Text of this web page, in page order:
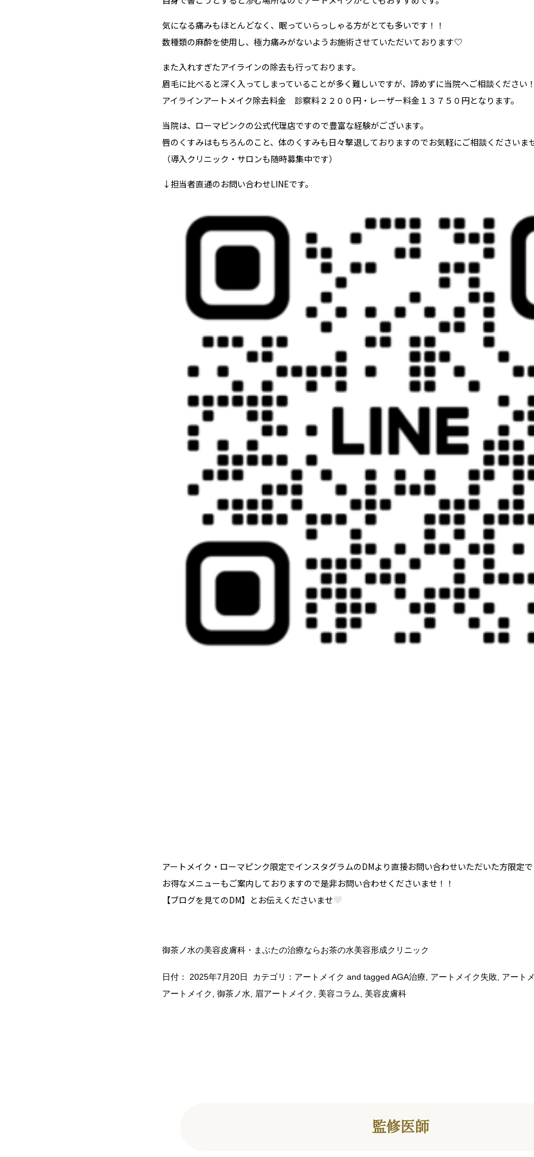
気になる痛みもほとんどなく、眠っていらっしゃる方がとても多いです！！
数種類の麻酔を使用し、極力痛みがないようお施術させていただいております♡
また入れすぎたアイラインの除去も行っております。
眉毛に比べると深く入ってしまっていることが多く難しいですが、諦めずに当院へご相談ください
アイラインアートメイク除去料金 診察料２２００円・レーザー料金１３７５０円となります。
当院は、ローマピンクの公式代理店ですので豊富な経験がございます。
唇のくすみはもちろんのこと、体のくすみも日々撃退しておりますのでお気軽にご相談くださいま
（導入クリニック・サロンも随時募集中です）
↓担当者直通のお問い合わせLINEです。
アートメイク・ローマピンク限定でインスタグラムのDMより直接お問い合わせいただいた方限定で
お得なメニューもご案内しておりますので是非お問い合わせくださいませ！！
【ブログを見てのDM】とお伝えくださいませ
御茶ノ水の美容皮膚科・まぶたの治療ならお茶の水美容形成クリニック
日付： 2025年7月20日 カテゴリ： アートメイク and tagged AGA治療 アートメイク失敗
アート
アートメイク
御茶ノ水 眉アートメイク 美容コラム 美容皮膚科
監修医師